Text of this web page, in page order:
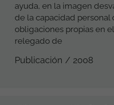
ayuda, en la imagen
de la capacidad personal
obligaciones propias en
relegado de
Publicación / 2008